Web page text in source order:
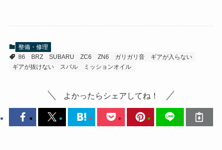
整備・修理
86
BRZ SUBARU ZC6 ZN6 ガリガリ音
ギアが入らない
ギアが抜けない
スバル ミッションオイル
よかったらシェアしてね！